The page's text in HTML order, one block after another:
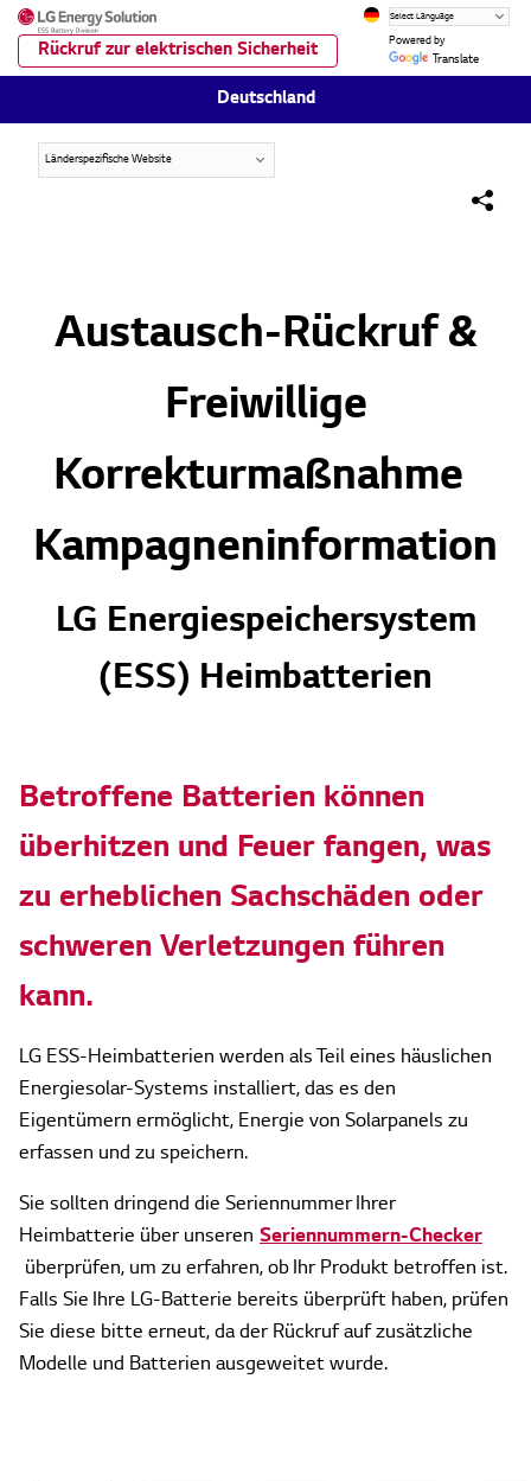
Rückruf zur elektrischen Sicherheit
Powered by
Translate
Deutschland
Hide
Austausch-Rückruf &
Freiwillige
Korrekturmaßnahme
Kampagneninformation
LG Energiespeichersystem
(ESS) Heimbatterien
Betroffene Batterien können
überhitzen und Feuer fangen, was
zu erheblichen Sachschäden oder
schweren Verletzungen führen
kann.
LG ESS-Heimbatterien werden als Teil eines häuslichen
Energiesolar-Systems installiert, das es den
Eigentümern ermöglicht, Energie von Solarpanels zu
erfassen und zu speichern.
Sie sollten dringend die Seriennummer Ihrer
Heimbatterie über unseren Seriennummern-Checker
überprüfen, um zu erfahren, ob Ihr Produkt betroffen ist.
Falls Sie Ihre LG-Batterie bereits überprüft haben, prüfen
Sie diese bitte erneut, da der Rückruf auf zusätzliche
Modelle und Batterien ausgeweitet wurde.